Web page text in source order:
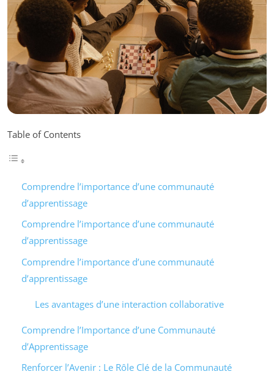
Table of Contents
Comprendre l’importance d’une communauté
d’apprentissage
Comprendre l’importance d’une communauté
d’apprentissage
Comprendre l’importance d’une communauté
d’apprentissage
Les avantages d’une interaction collaborative
Comprendre l’Importance d’une Communauté
d’Apprentissage
Renforcer l’Avenir : Le Rôle Clé de la Communauté